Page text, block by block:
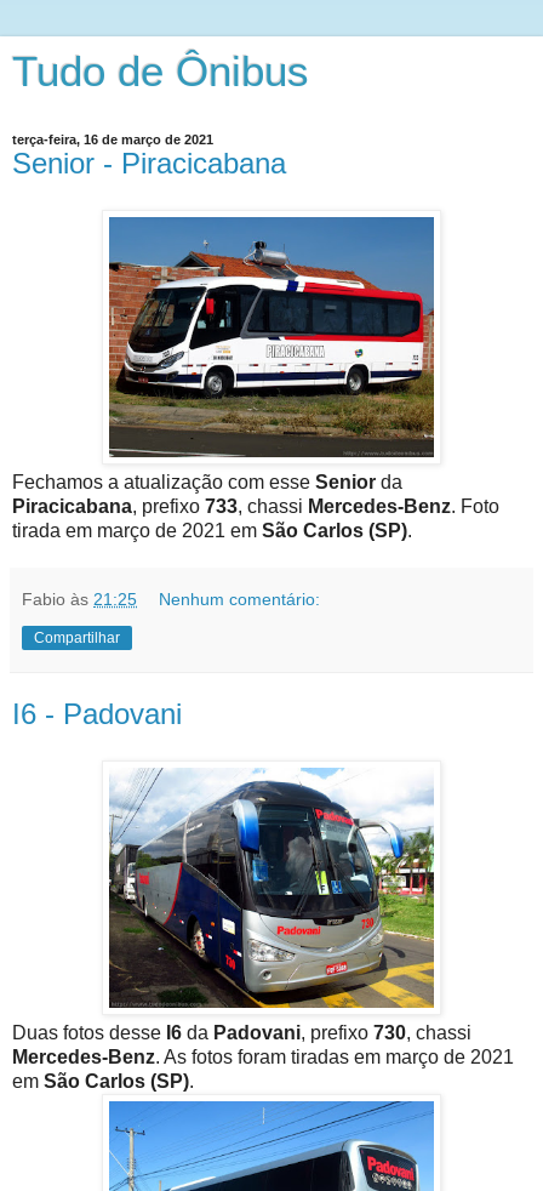
Tudo de Ônibus
terça-feira, 16 de março de 2021
Senior - Piracicabana
Fechamos a atualização com esse Senior da
Piracicabana, prefixo 733, chassi Mercedes-Benz. Foto
tirada em março de 2021 em São Carlos (SP).
Fabio às 21:25 Nenhum comentário:
Compartilhar
I6 - Padovani
Duas fotos desse I6 da Padovani, prefixo 730, chassi
Mercedes-Benz. As fotos foram tiradas em março de 2021
em São Carlos (SP).